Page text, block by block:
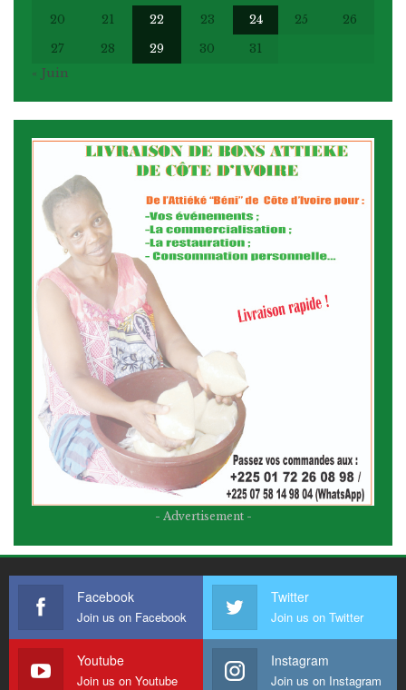
20
21 22 23 24 25
26
27
28 29 30
31
« Juin
- Advertisement -
Facebook
Join us on Facebook
Twitter
Join us on Twitter
Youtube
Join us on Youtube
Instagram
Join us on Instagram